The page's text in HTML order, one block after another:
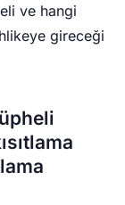
ve hangi
gireceği